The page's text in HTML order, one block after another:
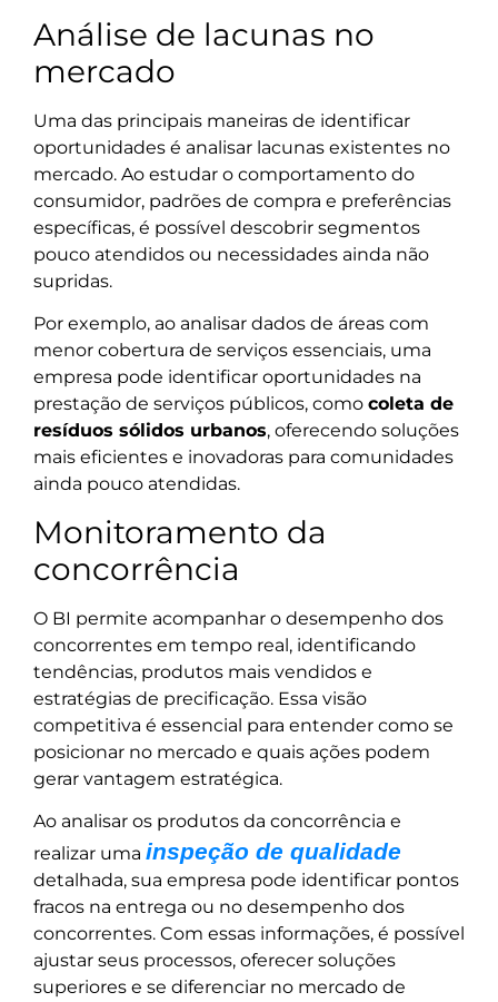
Análise de lacunas no
mercado
Uma das principais maneiras de identificar
oportunidades é analisar lacunas existentes no
mercado. Ao estudar o comportamento do
consumidor, padrões de compra e preferências
específicas, é possível descobrir segmentos
pouco atendidos ou necessidades ainda não
supridas.
Por exemplo, ao analisar dados de áreas com
menor cobertura de serviços essenciais, uma
empresa pode identificar oportunidades na
prestação de serviços públicos, como coleta de
resíduos sólidos urbanos, oferecendo soluções
mais eficientes e inovadoras para comunidades
ainda pouco atendidas.
Monitoramento da
concorrência
O BI permite acompanhar o desempenho dos
concorrentes em tempo real, identificando
tendências, produtos mais vendidos e
estratégias de precificação. Essa visão
competitiva é essencial para entender como se
posicionar no mercado e quais ações podem
gerar vantagem estratégica.
Ao analisar os produtos da concorrência e
realizar uma inspeção de qualidade
detalhada, sua empresa pode identificar pontos
fracos na entrega ou no desempenho dos
concorrentes. Com essas informações, é possível
ajustar seus processos, oferecer soluções
superiores e se diferenciar no mercado de